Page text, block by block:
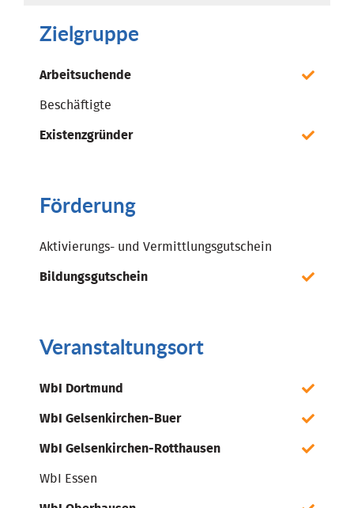
Zielgruppe
Arbeitsuchende
Beschäftigte
Existenzgründer
Förderung
Aktivierungs- und Vermittlungsgutschein
Bildungsgutschein
Veranstaltungsort
WbI Dortmund
WbI Gelsenkirchen-Buer
WbI Gelsenkirchen-Rotthausen
WbI Essen